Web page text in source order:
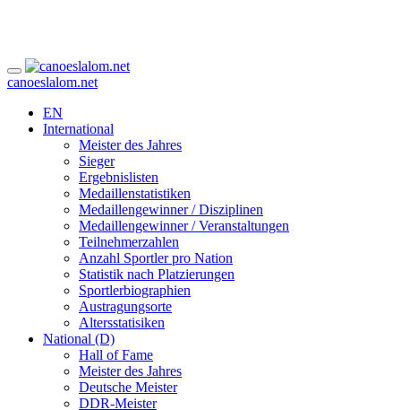
canoeslalom.net
EN
International
Meister des Jahres
Sieger
Ergebnislisten
Medaillenstatistiken
Medaillengewinner / Disziplinen
Medaillengewinner / Veranstaltungen
Teilnehmerzahlen
Anzahl Sportler pro Nation
Statistik nach Platzierungen
Sportlerbiographien
Austragungsorte
Altersstatisiken
National (D)
Hall of Fame
Meister des Jahres
Deutsche Meister
DDR-Meister